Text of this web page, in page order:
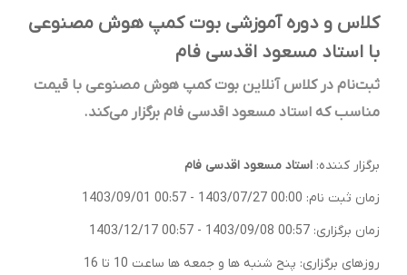
کلاس و دوره آموزشی بوت کمپ هوش مصنوعی
با استاد مسعود اقدسی فام
ثبت‌نام در کلاس آنلاین بوت کمپ هوش مصنوعی با قیمت
مناسب که استاد مسعود اقدسی فام برگزار می‌کند.
برگزار کننده: استاد مسعود اقدسی فام
زمان ثبت نام: 1403/07/27 00:00
-
1403/09/01 00:57
زمان برگزاری: 1403/09/08 00:57
-
1403/12/17 00:57
روزهای برگزاری: پنح شنبه ها و جمعه ها ساعت 10 تا 16